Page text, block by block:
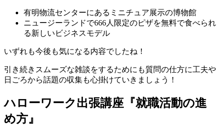
有明物流センターにあるミニチュア展示の博物館
ニュージーランドで666人限定のピザを無料で食べられ
る新しいビジネスモデル
いずれも今後も気になる内容でしたね！
引き続きスムーズな雑談をするためにも質問の仕方に工夫や
日ごろから話題の収集も心掛けていきましょう！
ハローワーク出張講座『就職活動の進
め方』